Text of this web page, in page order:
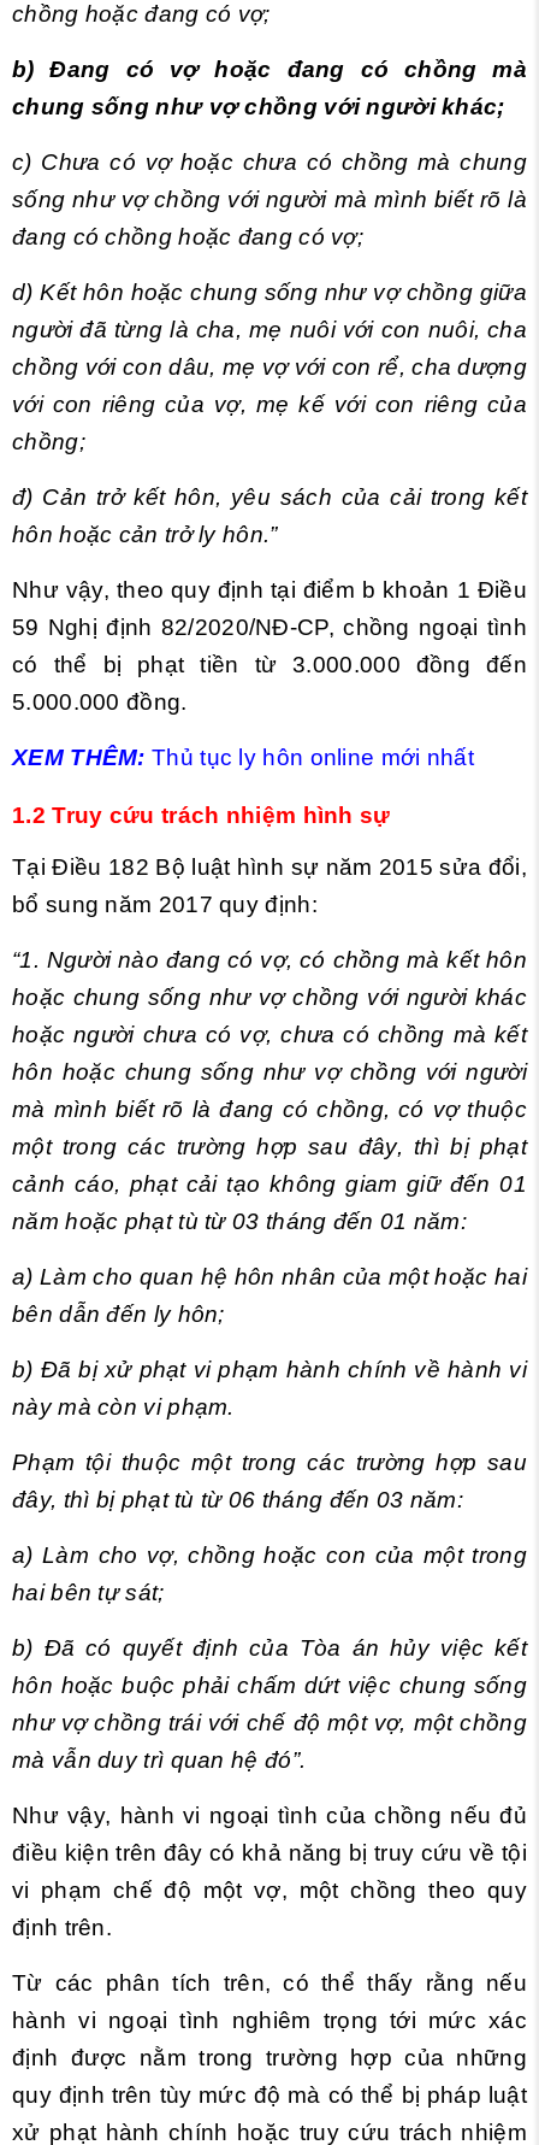
chồng hoặc đang có vợ;
b) Đang có vợ hoặc đang có chồng mà
chung sống như vợ chồng với người khác;
c) Chưa có vợ hoặc chưa có chồng mà chung
sống như vợ chồng với người mà mình biết rõ là
đang có chồng hoặc đang có vợ;
d) Kết hôn hoặc chung sống như vợ chồng giữa
người đã từng là cha, mẹ nuôi với con nuôi, cha
chồng với con dâu, mẹ vợ với con rể, cha dượng
với con riêng của vợ, mẹ kế với con riêng của
chồng;
đ) Cản trở kết hôn, yêu sách của cải trong kết
hôn hoặc cản trở ly hôn.”
Như vậy, theo quy định tại điểm b khoản 1 Điều
59 Nghị định 82/2020/NĐ-CP, chồng ngoại tình
có thể bị phạt tiền từ 3.000.000 đồng đến
5.000.000 đồng.
XEM THÊM: Thủ tục ly hôn online mới nhất
1.2 Truy cứu trách nhiệm hình sự
Tại Điều 182 Bộ luật hình sự năm 2015 sửa đổi,
bổ sung năm 2017 quy định:
“1. Người nào đang có vợ, có chồng mà kết hôn
hoặc chung sống như vợ chồng với người khác
hoặc người chưa có vợ, chưa có chồng mà kết
hôn hoặc chung sống như vợ chồng với người
mà mình biết rõ là đang có chồng, có vợ thuộc
một trong các trường hợp sau đây, thì bị phạt
cảnh cáo, phạt cải tạo không giam giữ đến 01
năm hoặc phạt tù từ 03 tháng đến 01 năm:
a) Làm cho quan hệ hôn nhân của một hoặc hai
bên dẫn đến ly hôn;
b) Đã bị xử phạt vi phạm hành chính về hành vi
này mà còn vi phạm.
Phạm tội thuộc một trong các trường hợp sau
đây, thì bị phạt tù từ 06 tháng đến 03 năm:
a) Làm cho vợ, chồng hoặc con của một trong
hai bên tự sát;
b) Đã có quyết định của Tòa án hủy việc kết
hôn hoặc buộc phải chấm dứt việc chung sống
như vợ chồng trái với chế độ một vợ, một chồng
mà vẫn duy trì quan hệ đó”.
Như vậy, hành vi ngoại tình của chồng nếu đủ
điều kiện trên đây có khả năng bị truy cứu về tội
vi phạm chế độ một vợ, một chồng theo quy
định trên.
Từ các phân tích trên, có thể thấy rằng nếu
hành vi ngoại tình nghiêm trọng tới mức xác
định được nằm trong trường hợp của những
quy định trên tùy mức độ mà có thể bị pháp luật
xử phạt hành chính hoặc truy cứu trách nhiệm